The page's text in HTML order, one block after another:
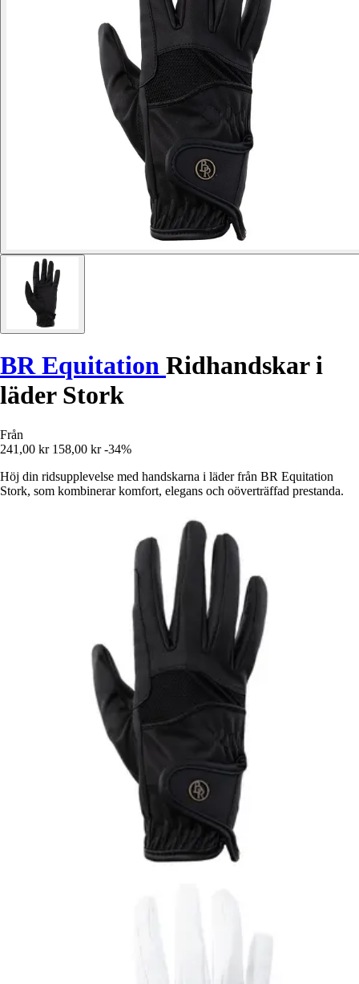
BR Equitation Ridhandskar i
läder Stork
Från
241,00 kr 158,00 kr -34%
Höj din ridsupplevelse med handskarna i läder från BR Equitation
Stork, som kombinerar komfort, elegans och oöverträffad prestanda.